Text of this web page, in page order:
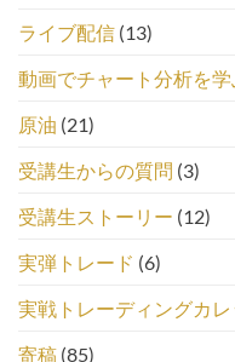
ライブ配信 (13)
動画でチャート分析を学
原油 (21)
受講生からの質問 (3)
受講生ストーリー (12)
実弾トレード (6)
実戦トレーディングカレ
寄稿 (85)